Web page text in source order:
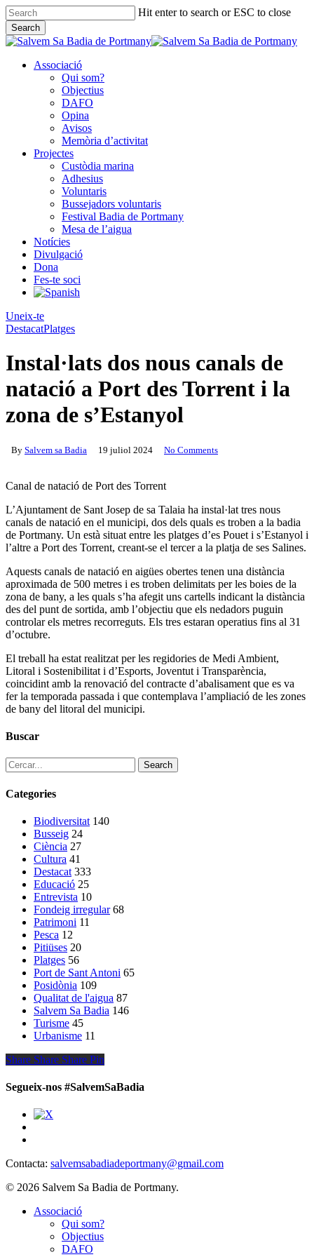
Skip
to
main
content
Hit enter to search or ESC to close
Search
Close
Associació
Qui som?
Objectius
DAFO
Opina
Avisos
Memòria d’activitat
Projectes
Custòdia marina
Adhesius
Voluntaris
Bussejadors voluntaris
Festival Badia de Portmany
Mesa de l’aigua
Notícies
Divulgació
Dona
Fes-te soci
Uneix-te
DestacatPlatges
Instal·lats dos nous canals de
natació a Port des Torrent i la
zona de s’Estanyol
By Salvem sa Badia 19 juliol 2024 No Comments
Canal de natació de Port des Torrent
L’Ajuntament de Sant Josep de sa Talaia ha instal·lat tres nous
canals de natació en el municipi, dos dels quals es troben a la badia
de Portmany. Un està situat entre les platges d’es Pouet i s’Estanyol i
l’altre a Port des Torrent, creant-se el tercer a la platja de ses Salines.
Aquests canals de natació en aigües obertes tenen una distància
aproximada de 500 metres i es troben delimitats per les boies de la
zona de bany, a les quals s’ha afegit uns cartells indicant la distància
des del punt de sortida, amb l’objectiu que els nedadors puguin
controlar els metres recorreguts. Els tres estaran operatius fins al 31
d’octubre.
El treball ha estat realitzat per les regidories de Medi Ambient,
Litoral i Sostenibilitat i d’Esports, Joventut i Transparència,
coincidint amb la renovació del contracte d’abalisament que es va
fer la temporada passada i que contemplava l’ampliació de les zones
de bany del litoral del municipi.
Buscar
Search
Categories
Biodiversitat 140
Busseig 24
Ciència 27
Cultura 41
Destacat 333
Educació 25
Entrevista 10
Fondeig irregular 68
Patrimoni 11
Pesca 12
Pitiüses 20
Platges 56
Port de Sant Antoni 65
Posidònia 109
Qualitat de l'aigua 87
Salvem Sa Badia 146
Turisme 45
Urbanisme 11
Share
Share Share Share Pin
Segueix-nos #SalvemSaBadia
Contacta: salvemsabadiadeportmany@gmail.com
© 2026 Salvem Sa Badia de Portmany.
Close
Associació
Qui som?
Objectius
DAFO